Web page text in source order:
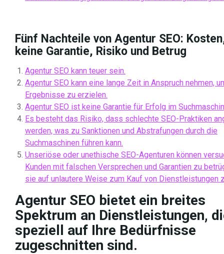
Fünf Nachteile von Agentur SEO:
keine Garantie, Risiko und Betrug
Agentur SEO kann teuer sein.
Agentur SEO kann eine lange Zeit in Anspruch nehmen,
Ergebnisse zu erzielen.
Agentur SEO ist keine Garantie für Erfolg im
Es besteht das Risiko, dass schlechte SEO-Praktiken
werden, was zu Sanktionen und Abstrafungen durch die
Suchmaschinen führen kann.
Unseriöse oder unethische SEO-Agenturen können
Kunden mit falschen Versprechen und Garantien zu
sie auf unlautere Weise zum Kauf von Dienstleistungen
Agentur SEO bietet ein breites
Spektrum an Dienstleistungen,
speziell auf Ihre Bedürfnisse
zugeschnitten sind.